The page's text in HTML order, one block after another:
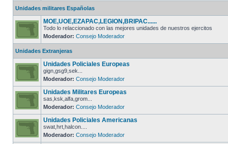
Unidades militares Españolas
MOE,UOE,EZAPAC,LEGION,BRIPAC......
Todo lo relaccionado con las mejores unidades de nuestros ejercitos
Moderador: Consejo Moderador
Unidades Extranjeras
Unidades Policiales Europeas
gign,gsg9,sek...
Moderador: Consejo Moderador
Unidades Militares Europeas
sas,ksk,alfa,grom...
Moderador: Consejo Moderador
Unidades Policiales Americanas
swat,hrt,halcon....
Moderador: Consejo Moderador